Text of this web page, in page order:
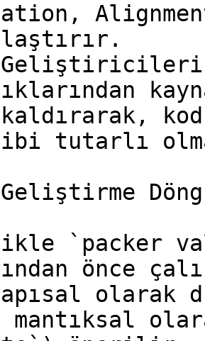
tutarlı
`packer
önce
mantıksal